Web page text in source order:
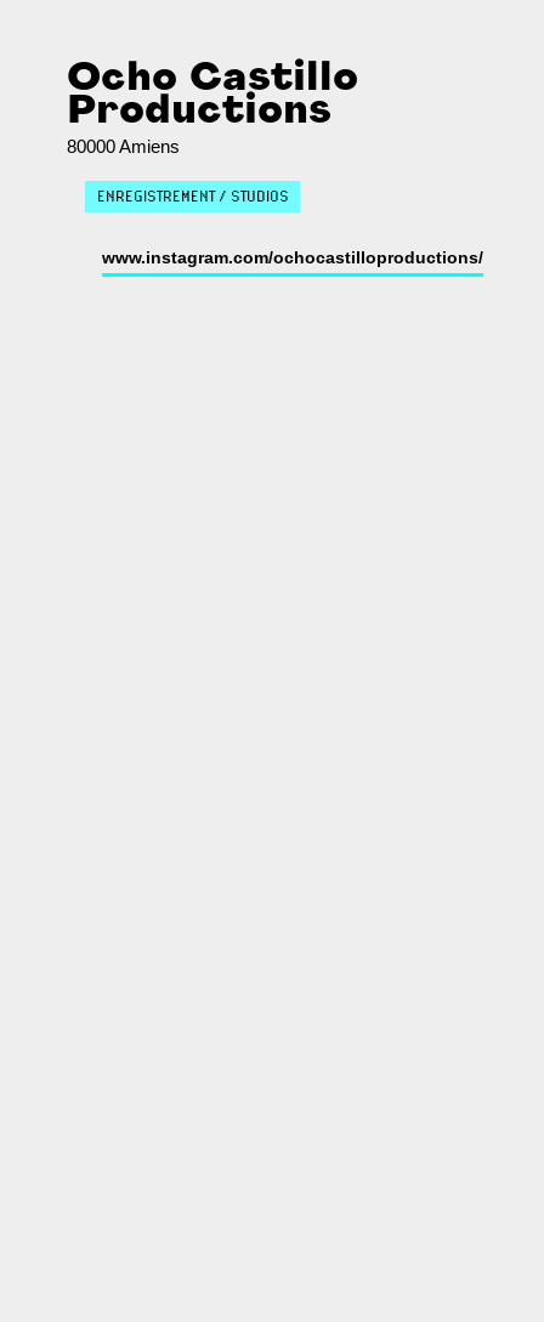
Ocho Castillo
Productions
80000 Amiens
ENREGISTREMENT / STUDIOS
www.instagram.com/ochocastilloproductions/